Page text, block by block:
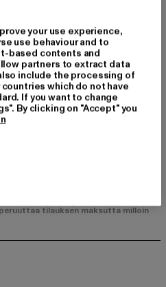
sähköpostitse!
tilauksen maksutta milloin
page:channel:
your use experience,
use behaviour and to
based contents and
partners to extract data
include the processing of
which do not have
If you want to change
By clicking on "Accept" you